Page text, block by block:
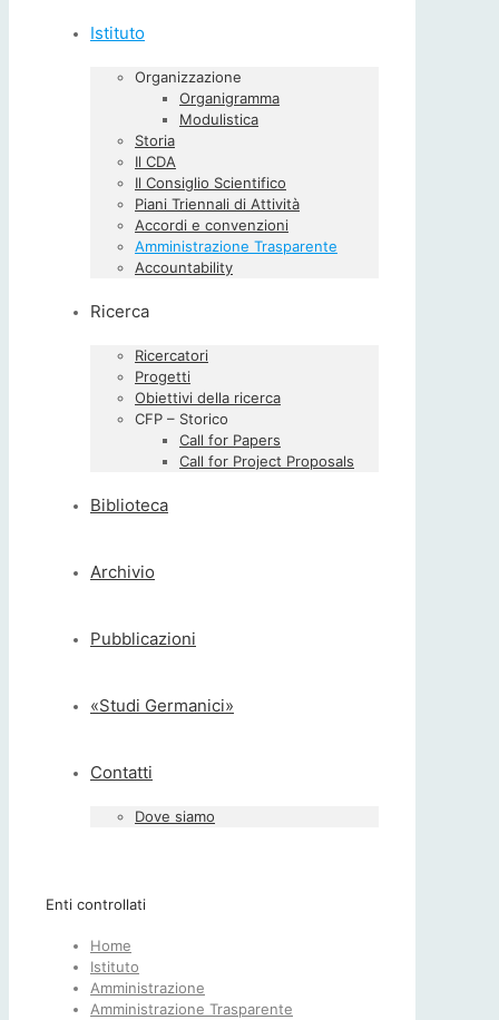
Istituto
Organizzazione
Organigramma
Modulistica
Storia
Il CDA
Il Consiglio Scientifico
Piani Triennali di Attività
Accordi e convenzioni
Amministrazione Trasparente
Accountability
Ricerca
Ricercatori
Progetti
Obiettivi della ricerca
CFP – Storico
Call for Papers
Call for Project Proposals
Biblioteca
Archivio
Pubblicazioni
«Studi Germanici»
Contatti
Dove siamo
Enti controllati
Home
Istituto
Amministrazione
Amministrazione Trasparente